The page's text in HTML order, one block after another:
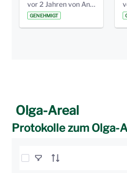
vor 2 Jahren von Anni Schlumberger
GENEHMIGT
Olga-Areal
Protokolle zum Olga-
Elemente auswählen